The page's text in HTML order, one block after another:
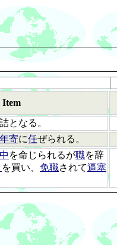
Item
となる。
寄に任ぜられる。
を命じられるが職を辞
を買い、 免職されて逼塞